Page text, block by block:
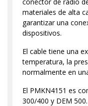
materiales de alta
garantizar una
dispositivos.
El cable tiene una
temperatura, la
normalmente en
El PMKN4151 es
300/400 y DEM 500.